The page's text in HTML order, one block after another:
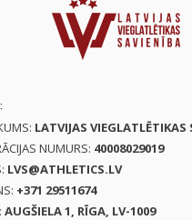
LATVIJAS VIEGLATLĒTIKAS
NUMURS: 40008029019
LVS@ATHLETICS.LV
+371 29511674
AUGŠIELA 1, RĪGA, LV-1009